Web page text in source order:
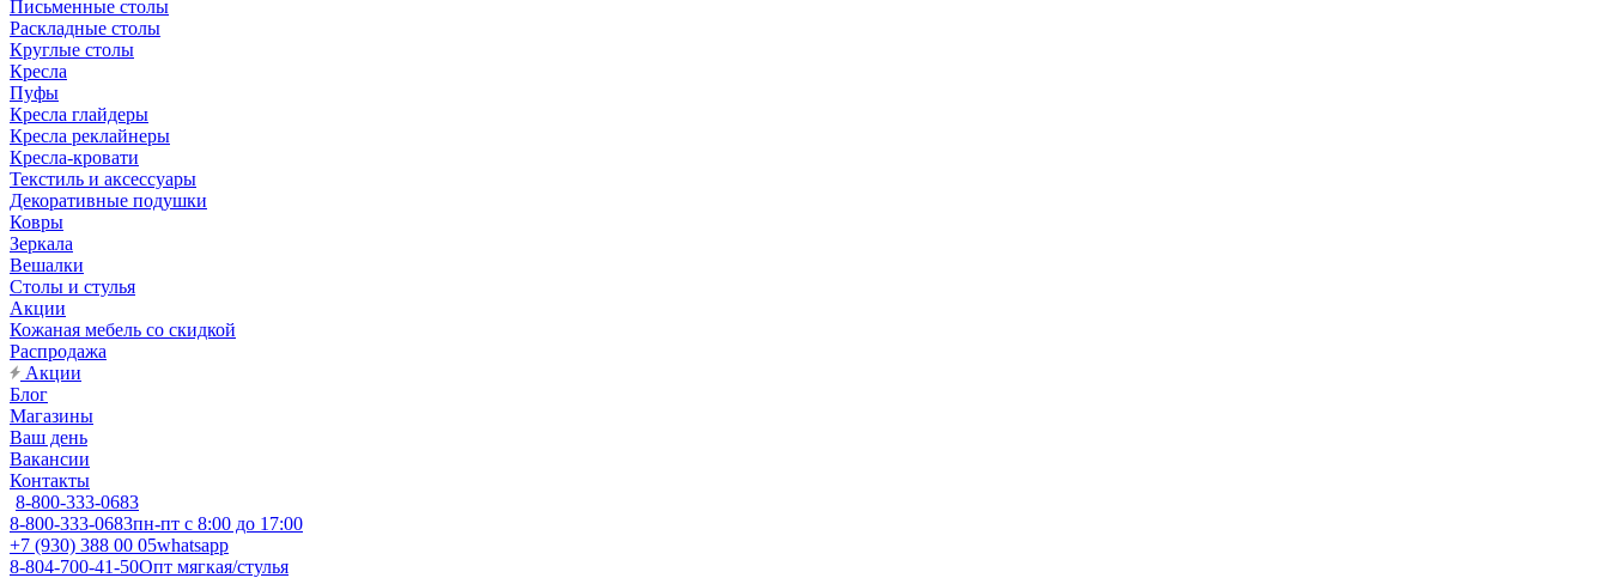
Письменные столы
Раскладные столы
Круглые столы
Кресла
Пуфы
Кресла глайдеры
Кресла реклайнеры
Кресла-кровати
Текстиль и аксессуары
Декоративные подушки
Ковры
Зеркала
Вешалки
Столы и стулья
Акции
Кожаная мебель со скидкой
Распродажа
Акции
Блог
Магазины
Ваш день
Вакансии
Контакты
8-800-333-0683
8-800-333-0683пн-пт с 8:00 до 17:00
+7 (930) 388 00 05whatsapp
8-804-700-41-50Опт мягкая/стулья